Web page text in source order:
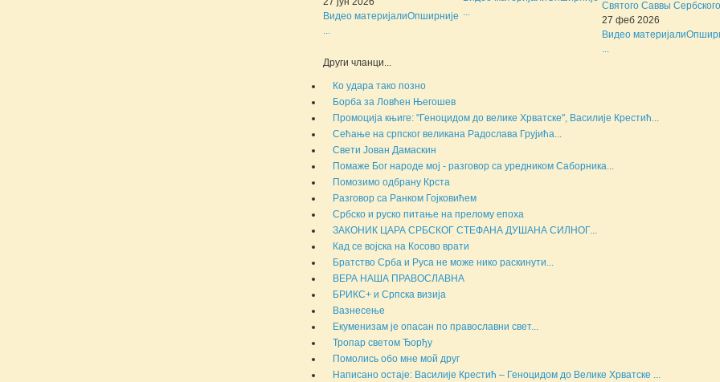
Видео материјалиОпширније
...
...
Святого Саввы
27 феб 2026
Видео материјали
...
Други чланци...
Ко удара тако позно
Борба за Ловћен Његошев
Промоција књиге: "Геноцидом до велике Хрватске", Василије Крестић...
Сећање на српског великана Радослава Грујића...
Свети Јован Дамаскин
Помаже Бог народе мој - разговор са уредником Саборника...
Помозимо одбрану Крста
Разговор са Ранком Гојковићем
Србско и руско питање на прелому епоха
ЗАКОНИК ЦАРА СРБСКОГ СТЕФАНА ДУШАНА СИЛНОГ...
Кад се војска на Косово врати
Братство Срба и Руса не може нико раскинути...
ВЕРА НАША ПРАВОСЛАВНА
БРИКС+ и Српска визија
Вазнесење
Екуменизам је опасан по православни свет...
Тропар светом Ђорђу
Помолись обо мне мой друг
Написано остаје: Василије Крестић – Геноцидом до Велике Хрватске ...